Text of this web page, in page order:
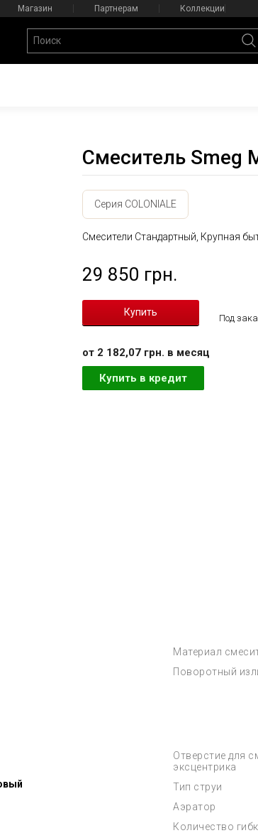
Магазин Партнерам Коллекции
Смеситель Smeg
Серия COLONIALE
Смесители Стандартный, Крупная
29 850 грн.
Под
от 2 182,07 грн. в месяц
Купить в кредит
Материал
Поворотный
Отверстие для
эксцентрика
Тип струи
Аэратор
Количество